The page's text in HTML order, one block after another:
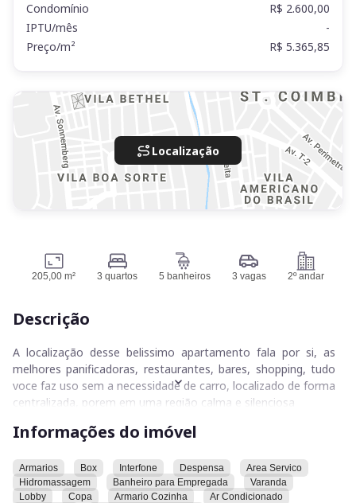
Condomínio
R$ 2.600,00
IPTU/mês
-
Preço/m²
R$ 5.365,85
Localização
205,00 m² 3 quartos 5 banheiros 3 vagas 2º andar
Descrição
A localização desse belissimo apartamento fala por si, as
melhores panificadoras, restaurantes, bares, shopping, tudo
voce faz uso sem a necessidade de carro, localizado de forma
centralizada, porem em uma região calma e silenciosa
Escolas, Hospitais, Farmacias, tudo oque se faz necessario
Apartamento maravilhoso, piso todo em granito
Informações do imóvel
Armarios Box Interfone Despensa
Area Servico
Hidromassagem
Banheiro para Empregada
Varanda
Lobby
Copa Armario Cozinha
Ar Condicionado